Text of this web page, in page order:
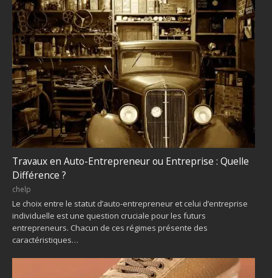
Travaux en Auto-Entrepreneur ou Entreprise : Quelle
Différence ?
chelp
Le choix entre le statut d’auto-entrepreneur et celui d’entreprise
individuelle est une question cruciale pour les futurs
entrepreneurs. Chacun de ces régimes présente des
caractéristiques…